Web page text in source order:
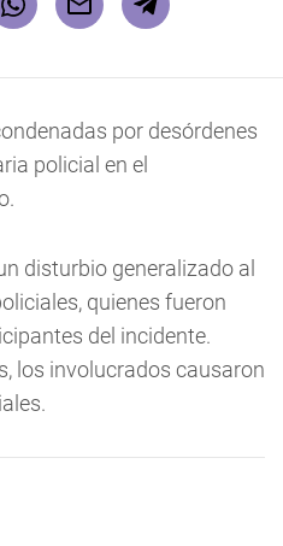
por desórdenes
policial en el
disturbio generalizado al
quienes fueron
del incidente.
los involucrados causaron